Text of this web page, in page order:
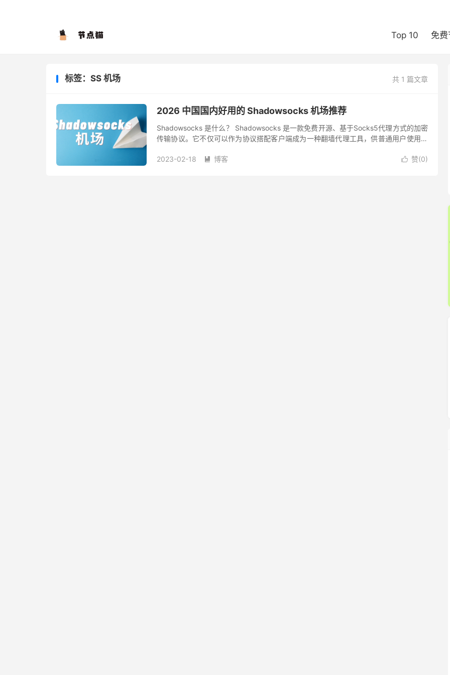
Top 10 免
共 1 篇文章
标签：SS 机场
2026 中国国内好用的 Shadowsocks 机场推荐
Shadowsocks 是什么？ Shadowsocks 是一款免费开源、基于Socks5代理方式的加密
传输协议。它不仅可以作为协议搭配客户端成为一种翻墙代理工具，供普通用户使用绕
 赞(0)
2023-02-18  博客